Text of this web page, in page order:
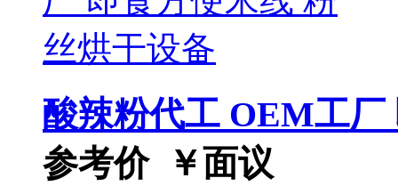
酸辣粉代工 OEM工
参考价 ￥面议